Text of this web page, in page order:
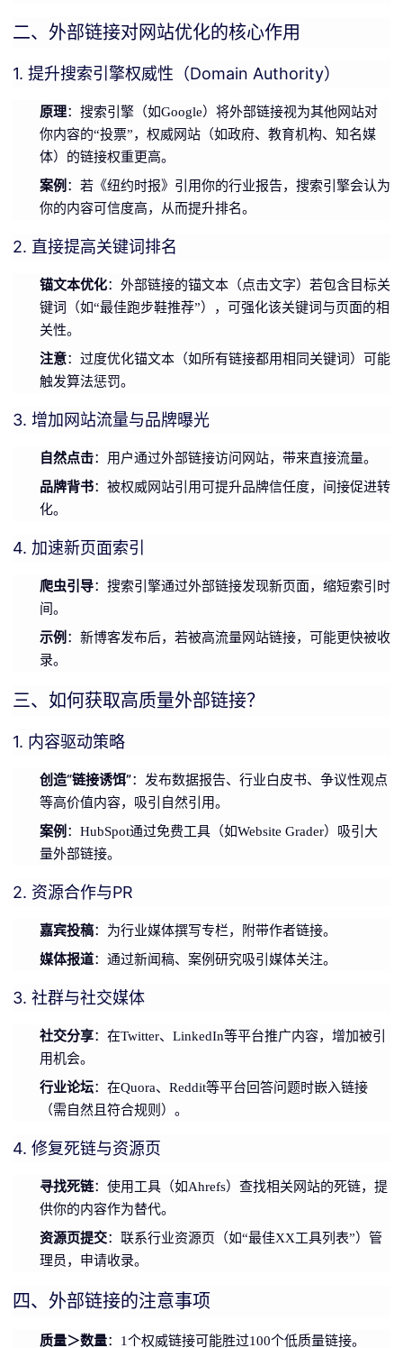
二、外部链接对网站优化的核心作用
1. 提升搜索引擎权威性（Domain Authority）
原理：搜索引擎（如Google）将外部链接视为其他网站对
你内容的“投票”，权威网站（如政府、教育机构、知名媒
体）的链接权重更高。
案例 ：若《纽约时报》引用你的行业报告，搜索引擎会认为
你的内容可信度高，从而提升排名。
2. 直接提高关键词排名
锚文本优化：外部链接的锚文本（点击文字）若包含目标关
键词（如“最佳跑步鞋推荐”），可强化该关键词与页面的相
关性。
注意：过度优化锚文本（如所有链接都用相同关键词）可能
触发算法惩罚。
3. 增加网站流量与品牌曝光
自然点击：用户通过外部链接访问网站，带来直接流量。
品牌背书：被权威网站引用可提升品牌信任度，间接促进转
化。
4. 加速新页面索引
爬虫引导：搜索引擎通过外部链接发现新页面，缩短索引时
间。
示例 ：新博客发布后，若被高流量网站链接，可能更快被收
录。
三、如何获取高质量外部链接？
1. 内容驱动策略
创造“链接诱饵”：发布数据报告、行业白皮书、争议性观点
等高价值内容，吸引自然引用。
案例 ：HubSpot通过免费工具（如Website Grader）吸引大
量外部链接。
2. 资源合作与PR
嘉宾投稿：为行业媒体撰写专栏，附带作者链接。
媒体报道：通过新闻稿、案例研究吸引媒体关注。
3. 社群与社交媒体
社交分享：在Twitter、LinkedIn等平台推广内容，增加被引
用机会。
行业论坛：在Quora、Reddit等平台回答问题时嵌入链接
（需自然且符合规则）。
4. 修复死链与资源页
寻找死链：使用工具（如Ahrefs）查找相关网站的死链，提
供你的内容作为替代。
资源页提交：联系行业资源页（如“最佳XX工具列表”）管
理员，申请收录。
四、外部链接的注意事项
质量＞数量：1个权威链接可能胜过100个低质量链接。